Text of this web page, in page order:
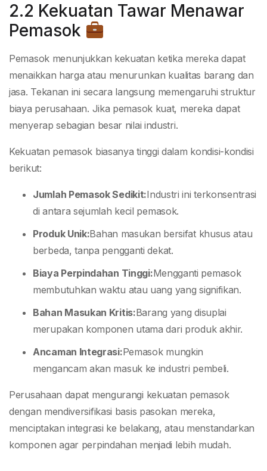
2.2 Kekuatan Tawar Menawar
Pemasok
Pemasok menunjukkan kekuatan ketika mereka dapat
menaikkan harga atau menurunkan kualitas barang dan
jasa. Tekanan ini secara langsung memengaruhi struktur
biaya perusahaan. Jika pemasok kuat, mereka dapat
menyerap sebagian besar nilai industri.
Kekuatan pemasok biasanya tinggi dalam kondisi-kondisi
berikut:
Jumlah Pemasok Sedikit:Industri ini terkonsentrasi
di antara sejumlah kecil pemasok.
Produk Unik:Bahan masukan bersifat khusus atau
berbeda, tanpa pengganti dekat.
Biaya Perpindahan Tinggi:Mengganti pemasok
membutuhkan waktu atau uang yang signifikan.
Bahan Masukan Kritis:Barang yang disuplai
merupakan komponen utama dari produk akhir.
Ancaman Integrasi:Pemasok mungkin
mengancam akan masuk ke industri pembeli.
Perusahaan dapat mengurangi kekuatan pemasok
dengan mendiversifikasi basis pasokan mereka,
menciptakan integrasi ke belakang, atau menstandarkan
komponen agar perpindahan menjadi lebih mudah.